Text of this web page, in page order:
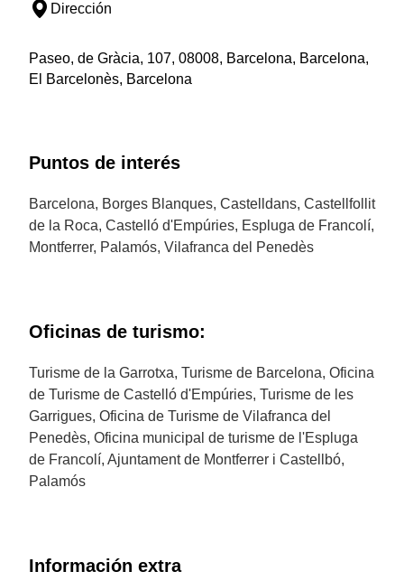
Dirección
Paseo, de Gràcia, 107, 08008, Barcelona, Barcelona,
El Barcelonès, Barcelona
Puntos de interés
Barcelona, Borges Blanques, Castelldans, Castellfollit
de la Roca, Castelló d'Empúries, Espluga de Francolí,
Montferrer, Palamós, Vilafranca del Penedès
Oficinas de turismo:
Turisme de la Garrotxa, Turisme de Barcelona, Oficina
de Turisme de Castelló d'Empúries, Turisme de les
Garrigues, Oficina de Turisme de Vilafranca del
Penedès, Oficina municipal de turisme de l'Espluga
de Francolí, Ajuntament de Montferrer i Castellbó,
Palamós
Información extra